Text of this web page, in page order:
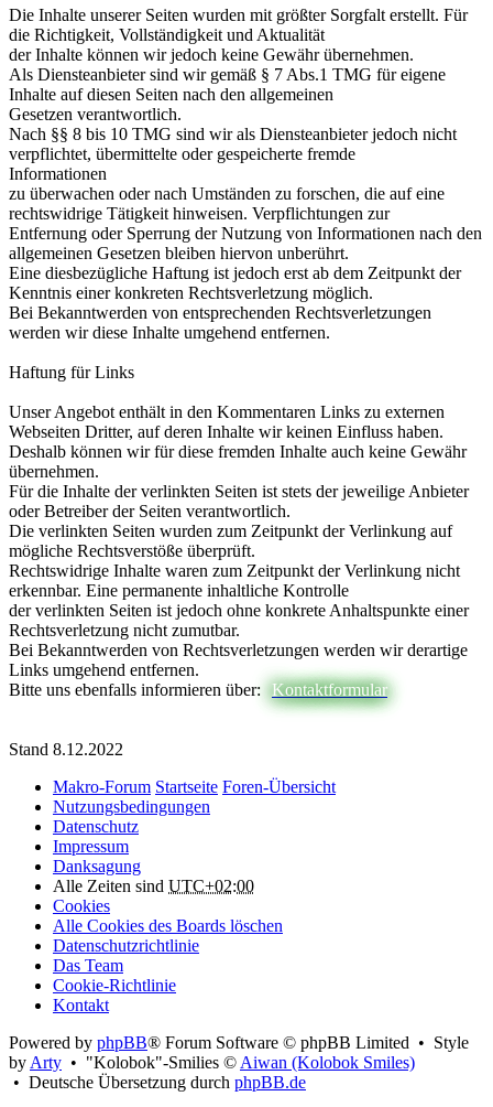
Die Inhalte unserer Seiten wurden mit größter Sorgfalt erstellt. Für
die Richtigkeit, Vollständigkeit und Aktualität
der Inhalte können wir jedoch keine Gewähr übernehmen.
Als Diensteanbieter sind wir gemäß § 7 Abs.1 TMG für eigene
Inhalte auf diesen Seiten nach den allgemeinen
Gesetzen verantwortlich.
Nach §§ 8 bis 10 TMG sind wir als Diensteanbieter jedoch nicht
verpflichtet, übermittelte oder gespeicherte fremde
Informationen
zu überwachen oder nach Umständen zu forschen, die auf eine
rechtswidrige Tätigkeit hinweisen. Verpflichtungen zur
Entfernung oder Sperrung der Nutzung von Informationen nach den
allgemeinen Gesetzen bleiben hiervon unberührt.
Eine diesbezügliche Haftung ist jedoch erst ab dem Zeitpunkt der
Kenntnis einer konkreten Rechtsverletzung möglich.
Bei Bekanntwerden von entsprechenden Rechtsverletzungen
werden wir diese Inhalte umgehend entfernen.
Haftung für Links
Unser Angebot enthält in den Kommentaren Links zu externen
Webseiten Dritter, auf deren Inhalte wir keinen Einfluss haben.
Deshalb können wir für diese fremden Inhalte auch keine Gewähr
übernehmen.
Für die Inhalte der verlinkten Seiten ist stets der jeweilige Anbieter
oder Betreiber der Seiten verantwortlich.
Die verlinkten Seiten wurden zum Zeitpunkt der Verlinkung auf
mögliche Rechtsverstöße überprüft.
Rechtswidrige Inhalte waren zum Zeitpunkt der Verlinkung nicht
erkennbar. Eine permanente inhaltliche Kontrolle
der verlinkten Seiten ist jedoch ohne konkrete Anhaltspunkte einer
Rechtsverletzung nicht zumutbar.
Bei Bekanntwerden von Rechtsverletzungen werden wir derartige
Links umgehend entfernen.
Bitte uns ebenfalls informieren über:
Kontaktformular
Stand 8.12.2022
Makro-Forum Startseite Foren-Übersicht
Nutzungsbedingungen
Datenschutz
Impressum
Danksagung
Alle Zeiten sind UTC+02:00
Cookies
Alle Cookies des Boards löschen
Datenschutzrichtlinie
Das Team
Cookie-Richtlinie
Kontakt
Powered by phpBB® Forum Software © phpBB Limited • Style
byArty • "Kolobok"-Smilies ©Aiwan (Kolobok Smiles)
• Deutsche Übersetzung durch phpBB.de